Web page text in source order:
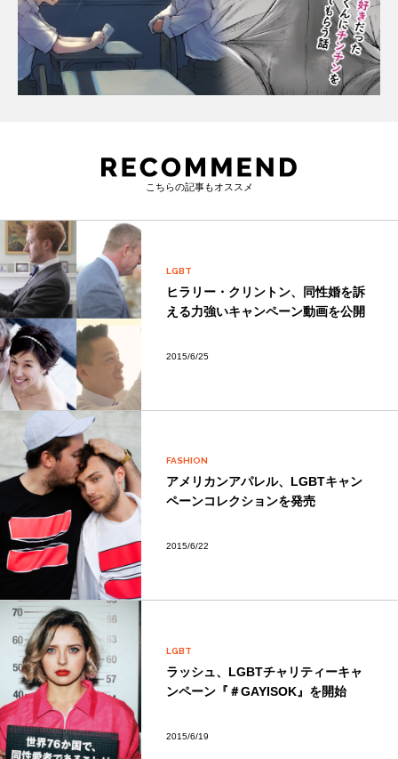
こちらの記事もオススメ
LGBT
ヒラリー・クリントン、同性婚を訴
える力強いキャンペーン動画を公開
2015/6/25
FASHION
アメリカンアパレル、LGBTキャン
ペーンコレクションを発売
2015/6/22
LGBT
ラッシュ、LGBTチャリティーキャ
ンペーン『＃GAYISOK』を開始
2015/6/19